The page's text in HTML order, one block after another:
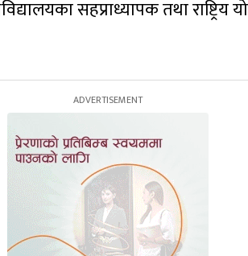
सहप्राध्यापक तथा